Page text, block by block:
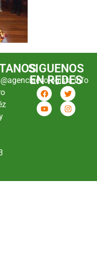
SIGUENOS
EN REDES